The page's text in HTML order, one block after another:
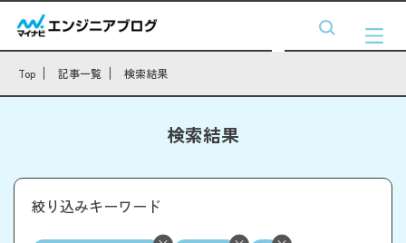
Top 記事一覧 検索結果
検索結果
絞り込みキーワード